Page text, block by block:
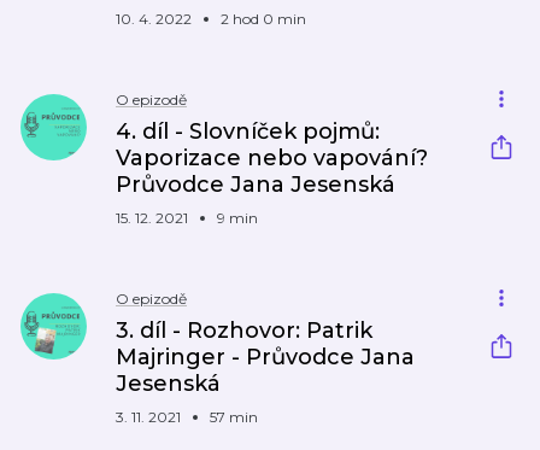
10. 4. 2022 2 hod 0 min
O epizodě
4. díl - Slovníček pojmů:
Vaporizace nebo vapování?
Průvodce Jana Jesenská
15. 12. 2021 9 min
O epizodě
3. díl - Rozhovor: Patrik
Majringer - Průvodce Jana
Jesenská
3. 11. 2021 57 min